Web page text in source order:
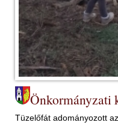
Önkormányzati
Tüzelőfát adományozott